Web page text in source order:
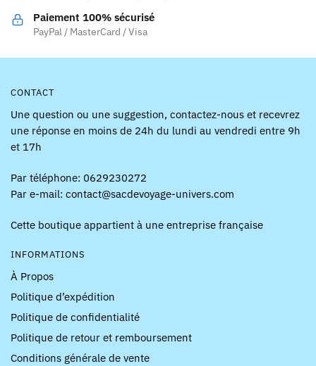
Paiement 100% sécurisé
PayPal / MasterCard / Visa
CONTACT
Une question ou une suggestion, contactez-nous et recevrez
une réponse en moins de 24h du lundi au vendredi entre 9h
et 17h
Par téléphone: 0629230272
Par e-mail: contact@sacdevoyage-univers.com
Cette boutique appartient à une entreprise française
INFORMATIONS
À Propos
Politique d’expédition
Politique de confidentialité
Politique de retour et remboursement
Conditions générale de vente